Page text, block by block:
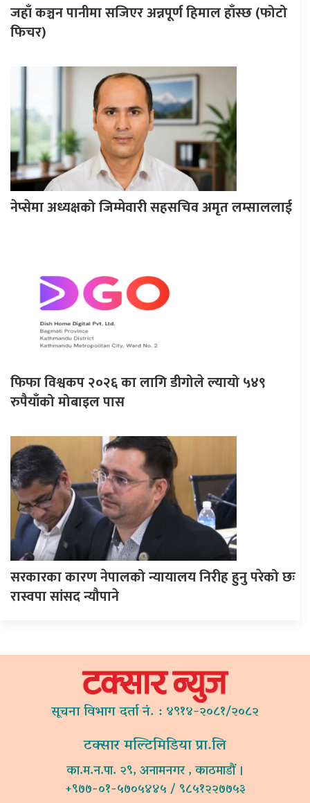
जहाँ कञ्चन पानीमा सजिएर अन्नपूर्ण हिमाल हाँस्छ (फोटो
फिचर)
नेप्सेमा अध्यक्षको जिम्मेवारी सहसचिव अमृत लम्साललाई
फिफा विश्वकप २०२६ का लागि डीगोले ल्यायो ५४९
रुपैयाँको मोबाइल पास
सरकारका कारण नेपालको न्यायालय निरीह हुनु परेको छः
रास्वपा सांसद न्यौपाने
सूचना विभाग दर्ता नं. : ४९१४-२०८१/२०८२
टक्सार मल्टिमिडिया प्रा.लि
का.म.न.पा. २९, अनामनगर , काठमाडौं ।
+९७७-०१-५७०५४४५ / ९८५१२२७७५३